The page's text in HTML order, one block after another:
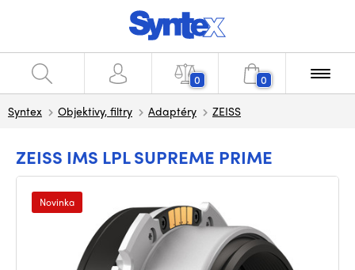
0 0
Syntex Objektivy, filtry Adaptéry ZEISS
ZEISS IMS LPL SUPREME PRIME
Novinka